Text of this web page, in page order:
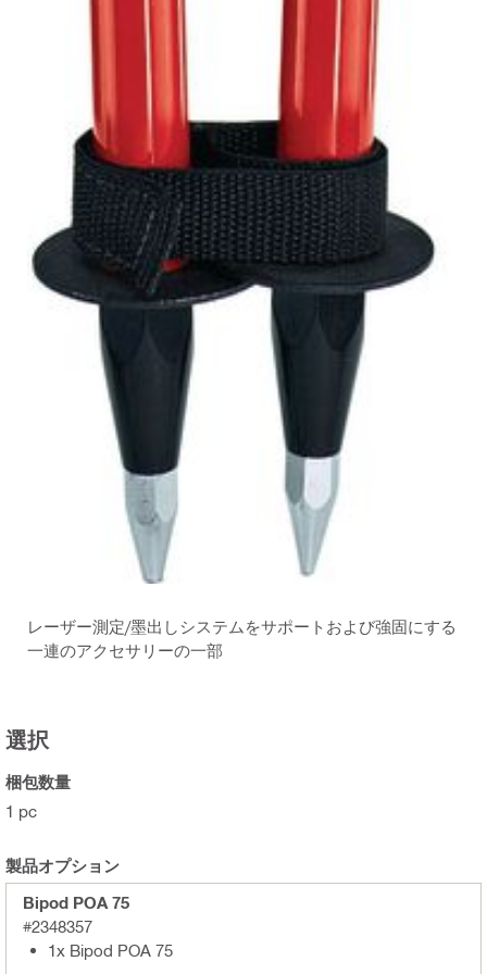
レーザー測定/墨出しシステムをサポートおよび強固にする
一連のアクセサリーの一部
選択
梱包数量
1 pc
製品オプション
Bipod POA 75
#2348357
1x Bipod POA 75